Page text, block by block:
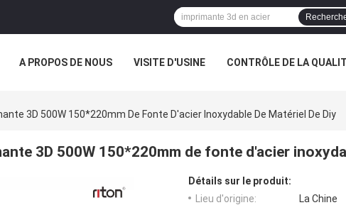
A PROPOS DE NOUS VISITE D'USINE CONTRÔLE DE LA
3D 500W 150*220mm De Fonte D'acier Inoxydable De Matériel De Diy
3D 500W 150*220mm de fonte d'acier
Détails sur le produit:
Lieu d'origine:
La Chine